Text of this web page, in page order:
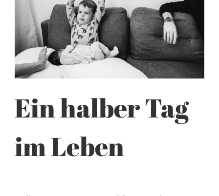
Ein halber Tag
im Leben